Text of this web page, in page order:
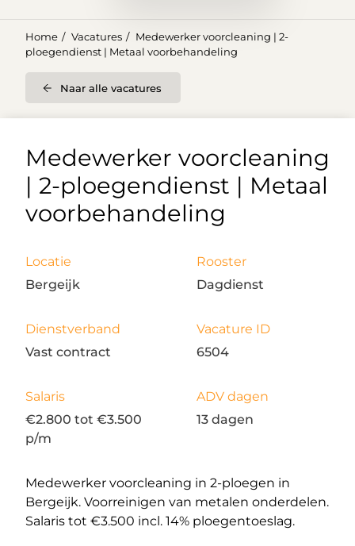
Home Vacatures
Medewerker voorcleaning | 2-
ploegendienst | Metaal voorbehandeling
Naar alle vacatures
Medewerker voorcleaning
| 2-ploegendienst | Metaal
voorbehandeling
Locatie
Bergeijk
Rooster
Dagdienst
Dienstverband
Vast contract
Vacature ID
6504
Salaris
€2.800 tot €3.500
p/m
ADV dagen
13 dagen
Medewerker voorcleaning in 2-ploegen in
Bergeijk. Voorreinigen van metalen onderdelen.
Salaris tot €3.500 incl. 14% ploegentoeslag.